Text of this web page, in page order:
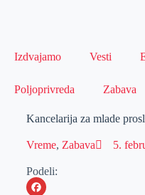
Izdvajamo Vesti
Poljoprivreda Zabava
Kancelarija za mlade
Vreme, Zabava 5.
Podeli: